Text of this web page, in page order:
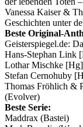
Vanessa Kaiser &
Geschichten unter
Beste Original-
Geisterspiegel.de:
Hans-Stephan Link
Lothar Mischke
Stefan Cernohuby
Thomas Fröhlich &
(Evolver)
Beste Serie:
Maddrax (Bastei)